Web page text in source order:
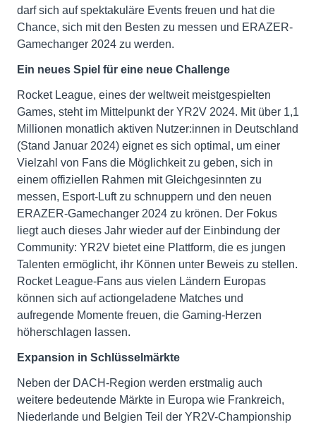
darf sich auf spektakuläre Events freuen und hat die
Chance, sich mit den Besten zu messen und ERAZER-
Gamechanger 2024 zu werden.
Ein neues Spiel für eine neue Challenge
Rocket League, eines der weltweit meistgespielten
Games, steht im Mittelpunkt der YR2V 2024. Mit über 1,1
Millionen monatlich aktiven Nutzer:innen in Deutschland
(Stand Januar 2024) eignet es sich optimal, um einer
Vielzahl von Fans die Möglichkeit zu geben, sich in
einem offiziellen Rahmen mit Gleichgesinnten zu
messen, Esport-Luft zu schnuppern und den neuen
ERAZER-Gamechanger 2024 zu krönen. Der Fokus
liegt auch dieses Jahr wieder auf der Einbindung der
Community: YR2V bietet eine Plattform, die es jungen
Talenten ermöglicht, ihr Können unter Beweis zu stellen.
Rocket League-Fans aus vielen Ländern Europas
können sich auf actiongeladene Matches und
aufregende Momente freuen, die Gaming-Herzen
höherschlagen lassen.
Expansion in Schlüsselmärkte
Neben der DACH-Region werden erstmalig auch
weitere bedeutende Märkte in Europa wie Frankreich,
Niederlande und Belgien Teil der YR2V-Championship